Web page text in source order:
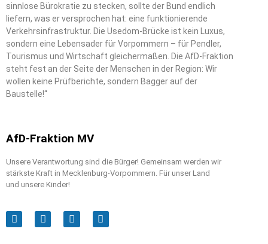
sinnlose Bürokratie zu stecken, sollte der Bund endlich
liefern, was er versprochen hat: eine funktionierende
Verkehrsinfrastruktur. Die Usedom-Brücke ist kein Luxus,
sondern eine Lebensader für Vorpommern – für Pendler,
Tourismus und Wirtschaft gleichermaßen. Die AfD-Fraktion
steht fest an der Seite der Menschen in der Region: Wir
wollen keine Prüfberichte, sondern Bagger auf der
Baustelle!“
AfD-Fraktion MV
Unsere Verantwortung sind die Bürger! Gemeinsam werden wir
stärkste Kraft in Mecklenburg-Vorpommern. Für unser Land
und unsere Kinder!